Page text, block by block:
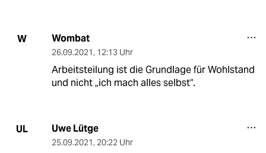
W Wombat
26.09.2021, 12:13 Uhr
Arbeitsteilung ist die Grundlage für Wohlstand
und nicht „ich mach alles selbst“.
UL Uwe Lütge
25.09.2021, 20:22 Uhr